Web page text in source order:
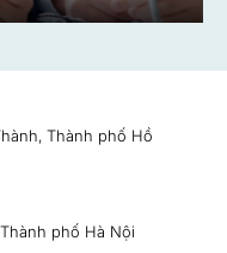
Thành phố Hồ
phố Hà Nội